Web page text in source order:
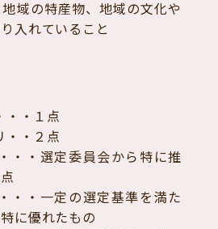
の特産物、地域の文化や
入れていること
・１点
・２点
・選定委員会から特に推
・一定の選定基準を満た
に優れたもの